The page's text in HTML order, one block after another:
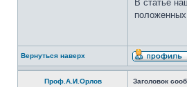
В статье
Вернуться наверх
Проф.А.И.Орлов Заголовок